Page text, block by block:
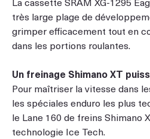
très large plage de
grimper efficacement tout en
dans les portions roulantes.
Un freinage Shimano XT
Pour maîtriser la vitesse dans
les spéciales enduro les plus
le Lane 160 de freins Shimano
technologie Ice Tech.